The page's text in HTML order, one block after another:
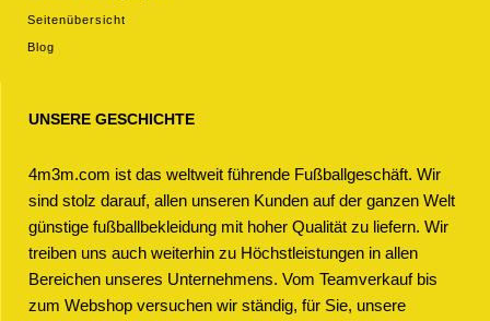
Seitenübersicht
Blog
UNSERE GESCHICHTE
4m3m.com ist das weltweit führende Fußballgeschäft. Wir
sind stolz darauf, allen unseren Kunden auf der ganzen Welt
günstige fußballbekleidung mit hoher Qualität zu liefern. Wir
treiben uns auch weiterhin zu Höchstleistungen in allen
Bereichen unseres Unternehmens. Vom Teamverkauf bis
zum Webshop versuchen wir ständig, für Sie, unsere